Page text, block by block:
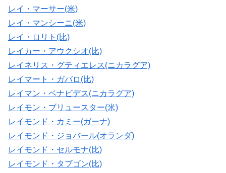
レイ・マーサー(米)
レイ・マンシーニ(米)
レイ・ロリト(比)
レイカー・アウクシオ(比)
レイネリス・グティエレス(ニカラグア)
レイマート・ガバロ(比)
レイマン・ベナビデス(ニカラグア)
レイモン・ブリュースター(米)
レイモンド・カミー(ガーナ)
レイモンド・ジョバール(オランダ)
レイモンド・セルモナ(比)
レイモンド・タブゴン(比)